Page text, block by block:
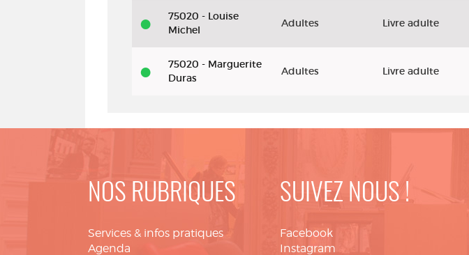
75020 - Louise
Michel
Adultes Livre adulte
75020 - Marguerite
Duras
Adultes Livre adulte
NOS RUBRIQUES
Services & infos pratiques
Agenda
SUIVEZ NOUS !
Facebook
Instagram